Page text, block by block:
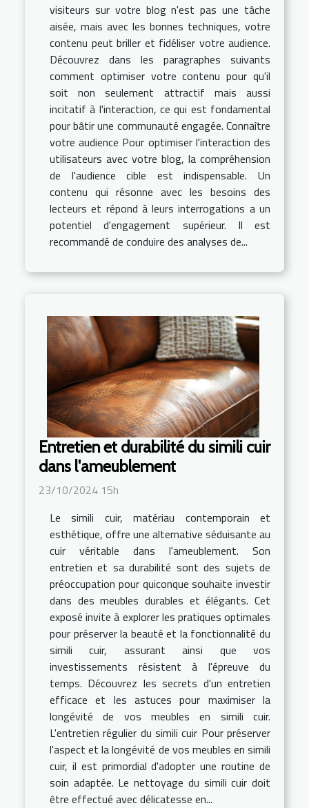
visiteurs sur votre blog n'est pas une tâche
aisée, mais avec les bonnes techniques, votre
contenu peut briller et fidéliser votre audience.
Découvrez dans les paragraphes suivants
comment optimiser votre contenu pour qu'il
soit non seulement attractif mais aussi
incitatif à l'interaction, ce qui est fondamental
pour bâtir une communauté engagée. Connaître
votre audience Pour optimiser l'interaction des
utilisateurs avec votre blog, la compréhension
de l'audience cible est indispensable. Un
contenu qui résonne avec les besoins des
lecteurs et répond à leurs interrogations a un
potentiel d'engagement supérieur. Il est
recommandé de conduire des analyses de...
Entretien et durabilité du simili cuir
dans l'ameublement
23/10/2024 15h
Le simili cuir, matériau contemporain et
esthétique, offre une alternative séduisante au
cuir véritable dans l'ameublement. Son
entretien et sa durabilité sont des sujets de
préoccupation pour quiconque souhaite investir
dans des meubles durables et élégants. Cet
exposé invite à explorer les pratiques optimales
pour préserver la beauté et la fonctionnalité du
simili cuir, assurant ainsi que vos
investissements résistent à l'épreuve du
temps. Découvrez les secrets d'un entretien
efficace et les astuces pour maximiser la
longévité de vos meubles en simili cuir.
L'entretien régulier du simili cuir Pour préserver
l'aspect et la longévité de vos meubles en simili
cuir, il est primordial d'adopter une routine de
soin adaptée. Le nettoyage du simili cuir doit
être effectué avec délicatesse en...